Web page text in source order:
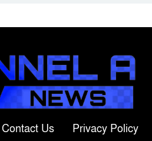
পরিবারের দাবি ‘হ//ত্যা’
শেরপুরের সীমান্তে বিজিবির অভিযানে
৮১ লাখ টাকার ভারতীয় ওষুধ জব্দ
Contact Us Privacy Policy